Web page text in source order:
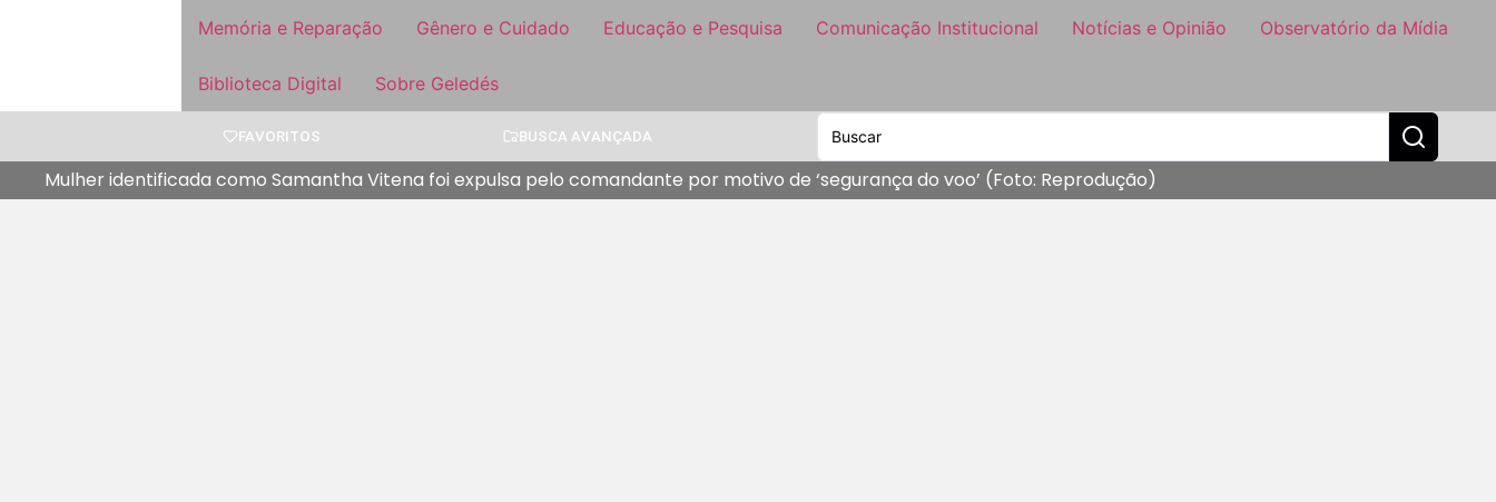
Memória e Reparação Gênero e Cuidado Educação e Pesquisa Comunicação Institucional Notícias e Opinião Observatório da Mídia
Biblioteca Digital Sobre Geledés
FAVORITOS BUSCA AVANÇADA
Mulher identificada como Samantha Vitena foi expulsa pelo comandante por motivo de ‘segurança do voo’ (Foto: Reprodução)